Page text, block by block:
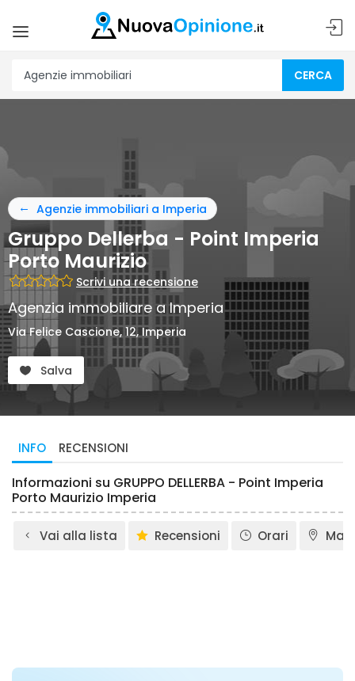
CERCA
Agenzie immobiliari a Imperia
Gruppo Dellerba - Point Imperia
Porto Maurizio
Scrivi una recensione
Agenzia immobiliare a Imperia
Via Felice Cascione, 12, Imperia
Salva
INFO RECENSIONI
Informazioni su GRUPPO DELLERBA - Point Imperia
Porto Maurizio Imperia
Vai alla lista Recensioni Orari